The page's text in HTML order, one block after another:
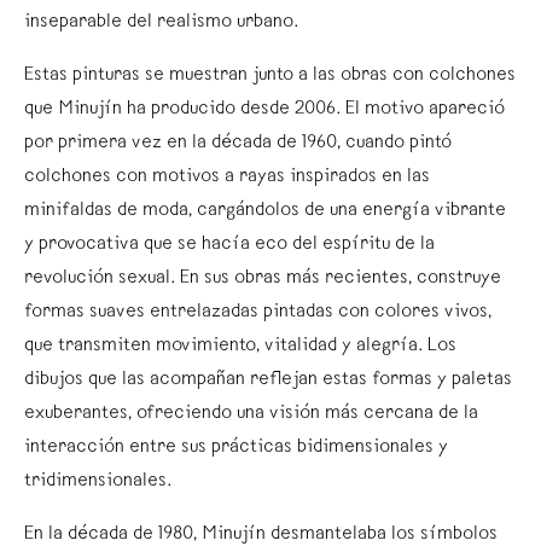
inseparable del realismo urbano.
Estas pinturas se muestran junto a las obras con colchones
que Minujín ha producido desde 2006. El motivo apareció
por primera vez en la década de 1960, cuando pintó
colchones con motivos a rayas inspirados en las
minifaldas de moda, cargándolos de una energía vibrante
y provocativa que se hacía eco del espíritu de la
revolución sexual. En sus obras más recientes, construye
formas suaves entrelazadas pintadas con colores vivos,
que transmiten movimiento, vitalidad y alegría. Los
dibujos que las acompañan reflejan estas formas y paletas
exuberantes, ofreciendo una visión más cercana de la
interacción entre sus prácticas bidimensionales y
tridimensionales.
En la década de 1980, Minujín desmantelaba los símbolos